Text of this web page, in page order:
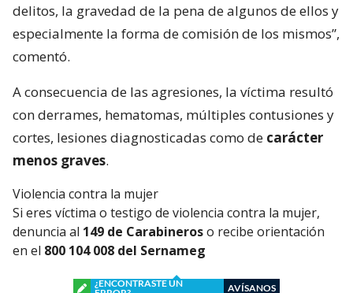
delitos, la gravedad de la pena de algunos de ellos y
especialmente la forma de comisión de los mismos”,
comentó.
A consecuencia de las agresiones, la víctima resultó
con derrames, hematomas, múltiples contusiones y
cortes, lesiones diagnosticadas como de carácter
menos graves.
Violencia contra la mujer
Si eres víctima o testigo de violencia contra la mujer,
denuncia al 149 de Carabineroso recibe orientación
en el 800 104 008 del Sernameg
¿ENCONTRASTE UN
AVÍSANOS